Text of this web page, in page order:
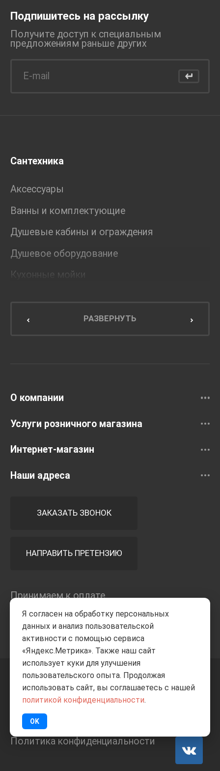
Подпишитесь на рассылку
Получите доступ к специальным
предложениям раньше других
Сантехника
Аксессуары
Ванны и комплектующие
Душевые кабины и ограждения
Душевое оборудование
Кухонные мойки
Мебель для кухниРАЗВЕРНУТЬ
О компании
Услуги розничного магазина
Интернет-магазин
Наши адреса
ЗАКАЗАТЬ ЗВОНОК
НАПРАВИТЬ ПРЕТЕНЗИЮ
Принимаем к оплате
+7 8332205-805 ВВЕРХ
ИП Баранов А.С. 2026
Политика конфиденциальности
Я согласен на обработку персональных
данных и анализ пользовательской
активности с помощью сервиса
«Яндекс.Метрика». Также наш сайт
использует куки для улучшения
пользовательского опыта. Продолжая
использовать сайт, вы соглашаетесь с нашей
политикой конфиденциальности.
OK